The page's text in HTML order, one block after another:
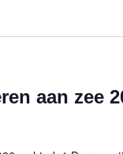
aan zee